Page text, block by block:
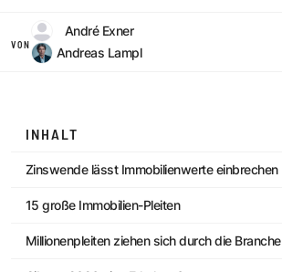
VON
André Exner
Andreas Lampl
INHALT
Zinswende lässt Immobilienwerte einbrechen
15 große Immobilien-Pleiten
Millionenpleiten ziehen sich durch die Branche